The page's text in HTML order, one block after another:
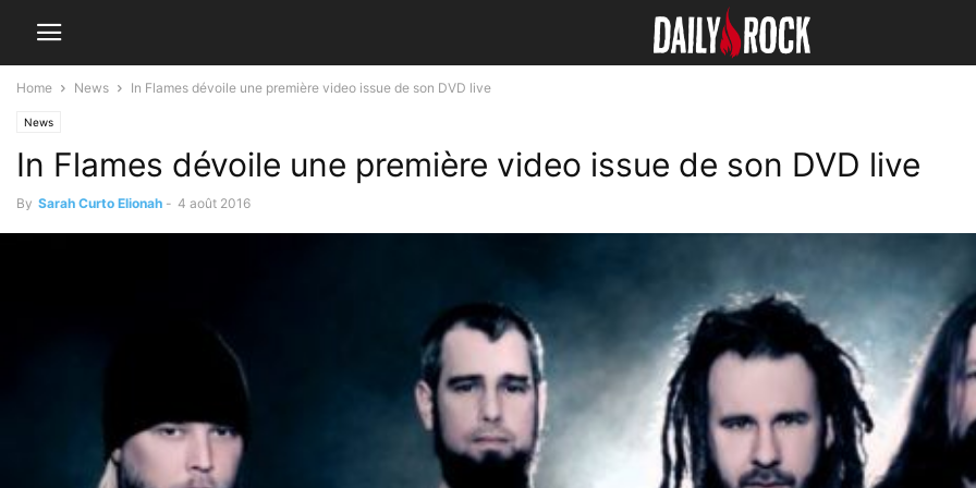
Home News In Flames dévoile une première video issue de son DVD live
News
In Flames dévoile une première video issue de son DVD live
By Sarah Curto Elionah - 4 août 2016